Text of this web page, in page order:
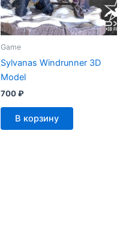
Game
Sylvanas Windrunner 3D
Model
700₽
В корзину